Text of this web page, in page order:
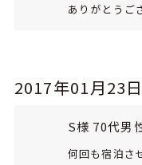
ありがとうご
2017年01月23
S様 70代男
何回も宿泊さ